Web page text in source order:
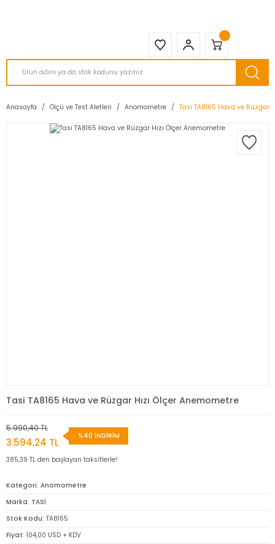
Anasayfa Ölçü ve Test Aletleri Anomometre Tasi TA8165 Hava ve Rüzgar
Tasi TA8165 Hava ve Rüzgar Hızı Ölçer Anemometre
5.990,40 TL
3.594,24 TL
%40 İNDİRİM
385,39 TL den başlayan taksitlerle!
Kategori Anomometre
Marka TASİ
Stok Kodu TA8165
Fiyat 104,00 USD + KDV